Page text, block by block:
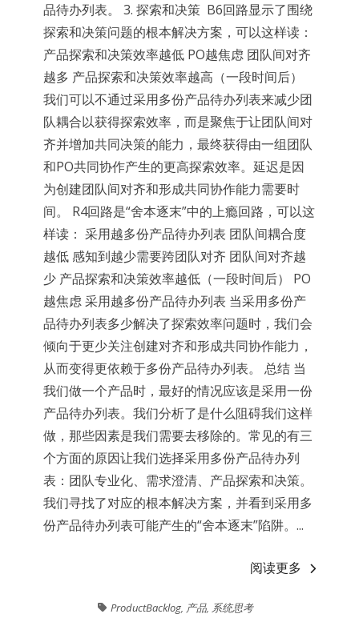
品待办列表。 3. 探索和决策 B6回路显示了围绕
探索和决策问题的根本解决方案，可以这样读：
产品探索和决策效率越低 PO越焦虑 团队间对齐
越多 产品探索和决策效率越高（一段时间后）
我们可以不通过采用多份产品待办列表来减少团
队耦合以获得探索效率，而是聚焦于让团队间对
齐并增加共同决策的能力，最终获得由一组团队
和PO共同协作产生的更高探索效率。延迟是因
为创建团队间对齐和形成共同协作能力需要时
间。 R4回路是“舍本逐末”中的上瘾回路，可以这
样读： 采用越多份产品待办列表 团队间耦合度
越低 感知到越少需要跨团队对齐 团队间对齐越
少 产品探索和决策效率越低（一段时间后） PO
越焦虑 采用越多份产品待办列表 当采用多份产
品待办列表多少解决了探索效率问题时，我们会
倾向于更少关注创建对齐和形成共同协作能力，
从而变得更依赖于多份产品待办列表。 总结 当
我们做一个产品时，最好的情况应该是采用一份
产品待办列表。我们分析了是什么阻碍我们这样
做，那些因素是我们需要去移除的。常见的有三
个方面的原因让我们选择采用多份产品待办列
表：团队专业化、需求澄清、产品探索和决策。
我们寻找了对应的根本解决方案，并看到采用多
份产品待办列表可能产生的“舍本逐末”陷阱。...
阅读更多
ProductBacklog, 产品, 系统思考